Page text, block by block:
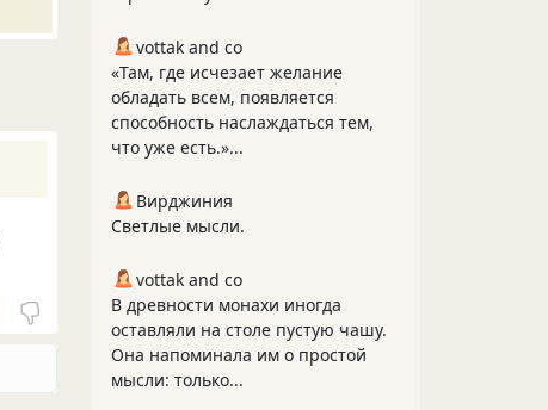
vottak and co
«Там, где исчезает желание
обладать всем, появляется
способность наслаждаться тем,
что уже есть.»...
Вирджиния
Светлые мысли.
vottak and co
В древности монахи иногда
оставляли на столе пустую чашу.
Она напоминала им о простой
мысли: только...